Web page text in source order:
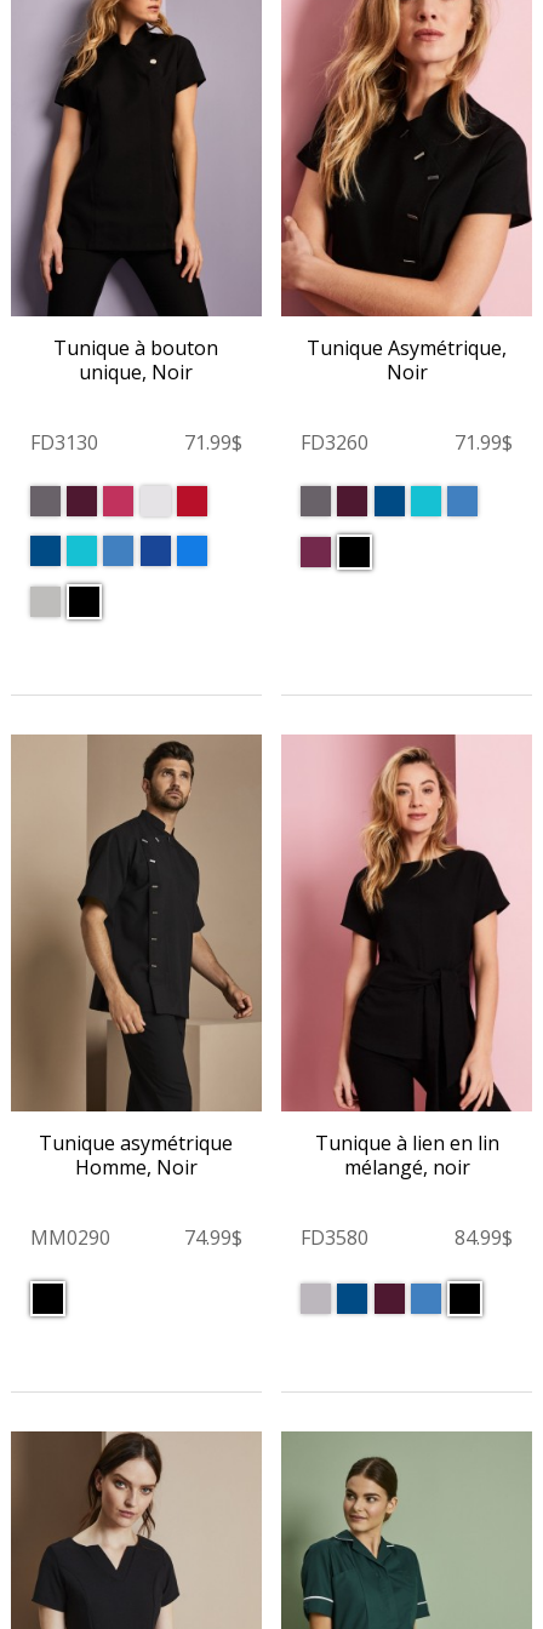
Tunique à bouton
unique, Noir
FD3130 71.99$
Tunique Asymétrique,
Noir
FD3260 71.99$
Tunique asymétrique
Homme, Noir
MM0290 74.99$
Tunique à lien en lin
mélangé, noir
FD3580 84.99$